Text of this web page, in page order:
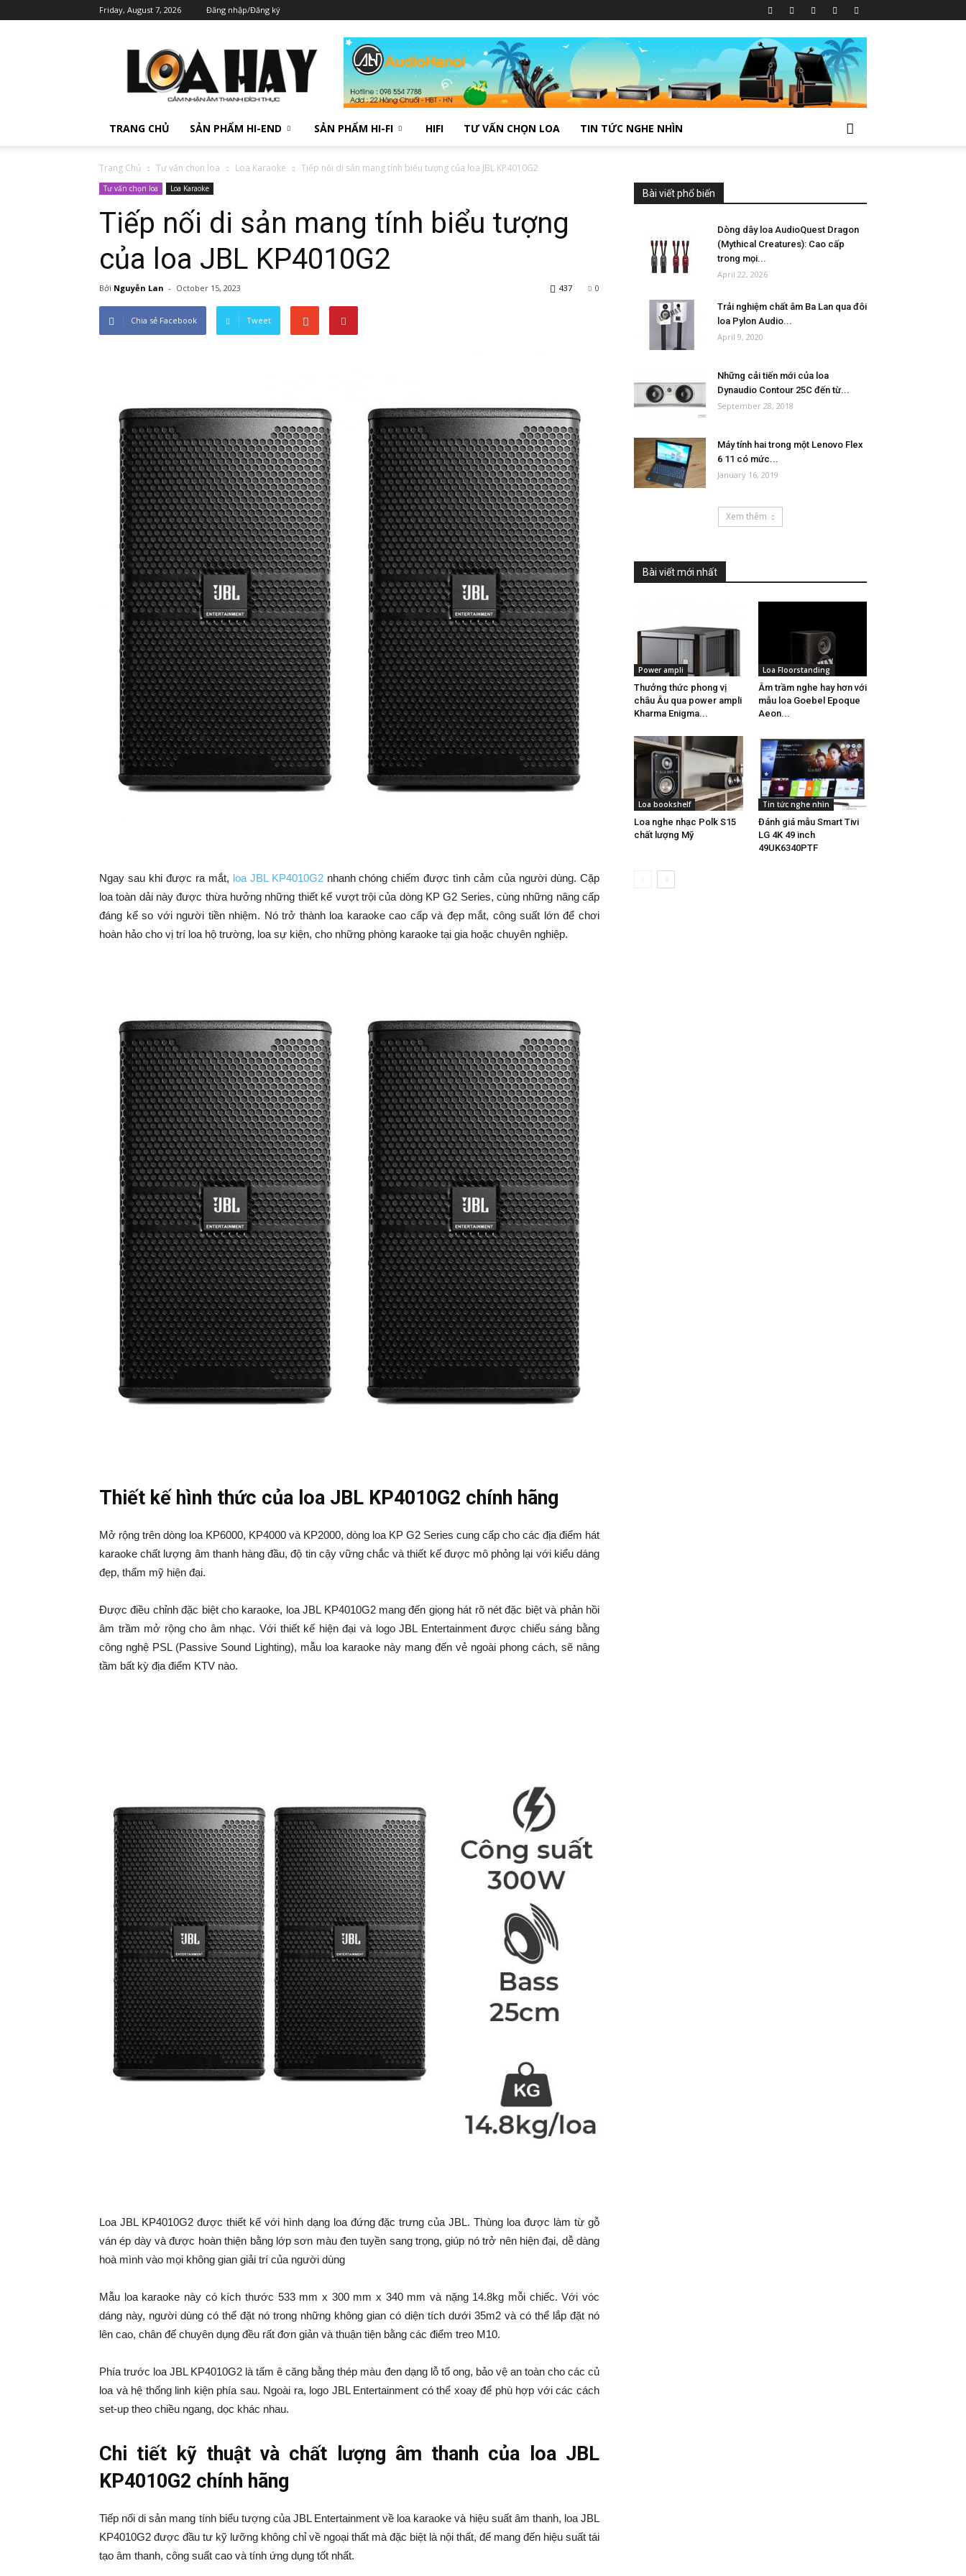
Friday, August 7, 2026 Đăng nhập/Đăng ký
TRANG CHỦ SẢN PHẨM HI-END SẢN PHẨM HI-FI HIFI TƯ VẤN CHỌN LOA TIN TỨC NGHE NHÌN
Trang Chủ Tư vấn chọn loa Loa Karaoke Tiếp nối di sản mang tính biểu tượng của loa JBL KP4010G2
Tư vấn chọn loa Loa Karaoke
Tiếp nối di sản mang tính biểu tượng
của loa JBL KP4010G2
Bởi Nguyễn Lan - October 15, 2023 0
437
Chia sẻ Facebook Tweet
Ngay sau khi được ra mắt, loa JBL KP4010G2nhanh chóng chiếm được tình cảm của người dùng. Cặp
loa toàn dải này được thừa hưởng những thiết kế vượt trội của dòng KP G2 Series, cùng những nâng cấp
đáng kể so với người tiền nhiệm. Nó trở thành loa karaoke cao cấp và đẹp mắt, công suất lớn để chơi
hoàn hảo cho vị trí loa hộ trường, loa sự kiện, cho những phòng karaoke tại gia hoặc chuyên nghiệp.
Thiết kế hình thức của loa JBL KP4010G2 chính hãng
Mở rộng trên dòng loa KP6000, KP4000 và KP2000, dòng loa KP G2 Series cung cấp cho các địa điểm hát
karaoke chất lượng âm thanh hàng đầu, độ tin cậy vững chắc và thiết kế được mô phỏng lại với kiểu dáng
đẹp, thẩm mỹ hiện đại.
Được điều chỉnh đặc biệt cho karaoke, loa JBL KP4010G2 mang đến giọng hát rõ nét đặc biệt và phản hồi
âm trầm mở rộng cho âm nhạc. Với thiết kế hiện đại và logo JBL Entertainment được chiếu sáng bằng
công nghệ PSL (Passive Sound Lighting), mẫu loa karaoke này mang đến vẻ ngoài phong cách, sẽ nâng
tầm bất kỳ địa điểm KTV nào.
Loa JBL KP4010G2 được thiết kế với hình dạng loa đứng đặc trưng của JBL. Thùng loa được làm từ gỗ
ván ép dày và được hoàn thiện bằng lớp sơn màu đen tuyền sang trọng, giúp nó trở nên hiện đại, dễ dàng
hoà mình vào mọi không gian giải trí của người dùng
Mẫu loa karaoke này có kích thước 533 mm x 300 mm x 340 mm và nặng 14.8kg mỗi chiếc. Với vóc
dáng này, người dùng có thể đặt nó trong những không gian có diện tích dưới 35m2 và có thể lắp đặt nó
lên cao, chân đế chuyên dụng đều rất đơn giản và thuận tiện bằng các điểm treo M10.
Phía trước loa JBL KP4010G2 là tấm ê căng bằng thép màu đen dạng lỗ tổ ong, bảo vệ an toàn cho các củ
loa và hệ thống linh kiện phía sau. Ngoài ra, logo JBL Entertainment có thể xoay để phù hợp với các cách
set-up theo chiều ngang, dọc khác nhau.
Chi tiết kỹ thuật và chất lượng âm thanh của loa JBL
KP4010G2 chính hãng
Tiếp nối di sản mang tính biểu tượng của JBL Entertainment về loa karaoke và hiệu suất âm thanh, loa JBL
KP4010G2 được đầu tư kỹ lưỡng không chỉ về ngoại thất mà đặc biệt là nội thất, để mang đến hiệu suất tái
tạo âm thanh, công suất cao và tính ứng dụng tốt nhất.
Bài viết phổ biến
Dòng dây loa AudioQuest Dragon
(Mythical Creatures): Cao cấp
trong mọi...
April 22, 2026
Trải nghiệm chất âm Ba Lan qua đôi
loa Pylon Audio...
April 9, 2020
Những cải tiến mới của loa
Dynaudio Contour 25C đến từ...
September 28, 2018
Máy tính hai trong một Lenovo Flex
6 11 có mức...
January 16, 2019
Xem thêm
Bài viết mới nhất
Power ampli
Thưởng thức phong vị
châu Âu qua power ampli
Kharma Enigma...
Loa Floorstanding
Âm trầm nghe hay hơn với
mẫu loa Goebel Epoque
Aeon...
Loa bookshelf
Loa nghe nhạc Polk S15
chất lượng Mỹ
Tin tức nghe nhìn
Đánh giá mẫu Smart Tivi
LG 4K 49 inch
49UK6340PTF